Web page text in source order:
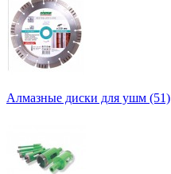
Алмазные диски для ушм (51)